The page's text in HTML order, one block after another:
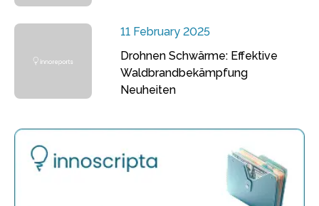
11 February 2025
Drohnen Schwärme: Effektive
Waldbrandbekämpfung
Neuheiten